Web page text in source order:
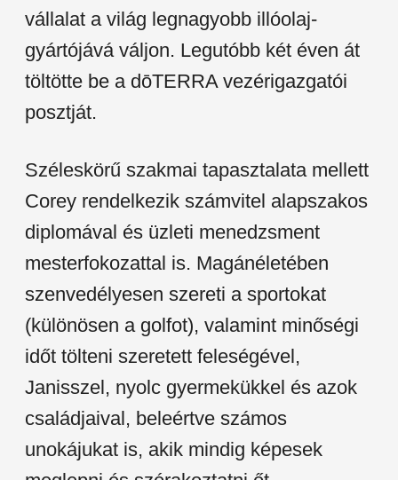
vállalat a világ legnagyobb illóolaj-
gyártójává váljon. Legutóbb két éven át
töltötte be a dōTERRA vezérigazgatói
posztját.
Széleskörű szakmai tapasztalata mellett
Corey rendelkezik számvitel alapszakos
diplomával és üzleti menedzsment
mesterfokozattal is. Magánéletében
szenvedélyesen szereti a sportokat
(különösen a golfot), valamint minőségi
időt tölteni szeretett feleségével,
Janisszel, nyolc gyermekükkel és azok
családjaival, beleértve számos
unokájukat is, akik mindig képesek